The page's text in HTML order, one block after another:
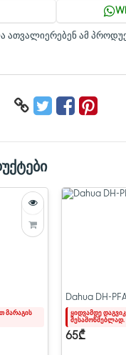
ათვალიერებენ ამ
ადაპტერი
მუშაობის მხარდაჭერა
ფართო
კვების წყაროს სრული
შეიძლება
და ძაბვისგან
მარაგის
Dahua DH-
ყიდვამდე
შესამოწმებლად.
65₾